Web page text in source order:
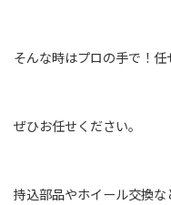
そんな時はプロの手で！
ぜひお任せください。
持込部品やホイール交換